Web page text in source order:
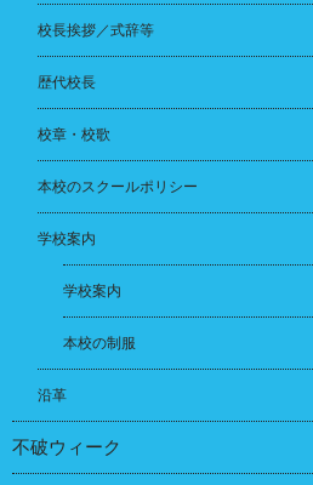
校長挨拶／式辞等
歴代校長
校章・校歌
本校のスクールポリシー
学校案内
学校案内
本校の制服
沿革
不破ウィーク